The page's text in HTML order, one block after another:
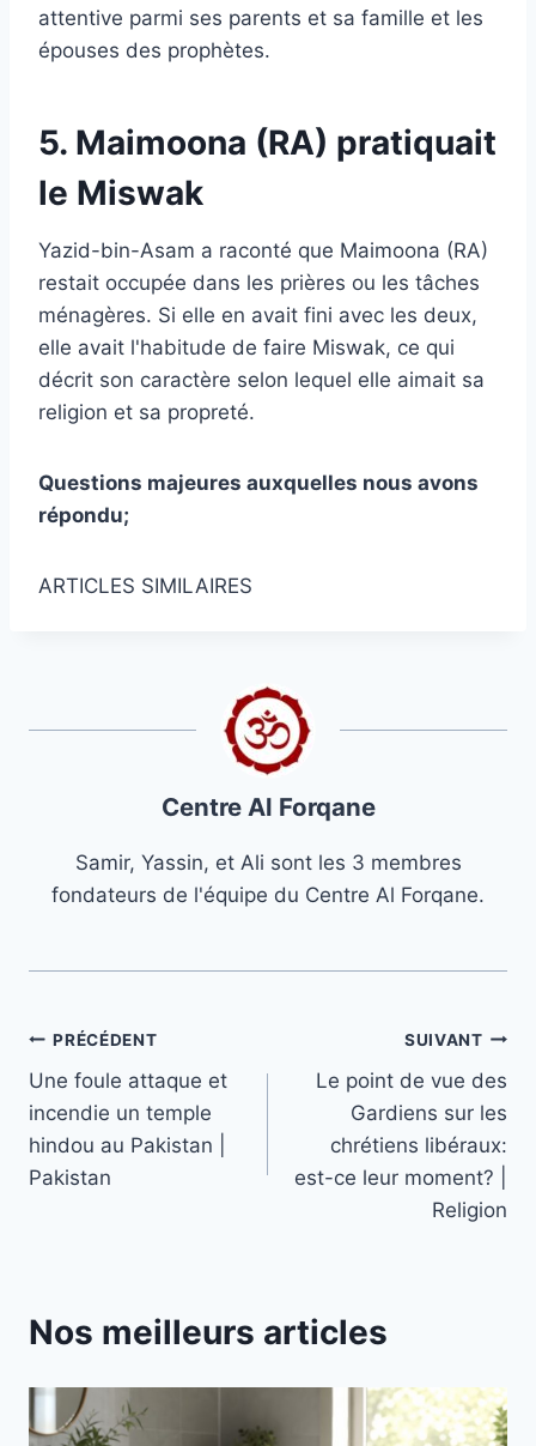
attentive parmi ses parents et sa famille et les
épouses des prophètes.
5. Maimoona (RA) pratiquait
le Miswak
Yazid-bin-Asam a raconté que Maimoona (RA)
restait occupée dans les prières ou les tâches
ménagères. Si elle en avait fini avec les deux,
elle avait l'habitude de faire Miswak, ce qui
décrit son caractère selon lequel elle aimait sa
religion et sa propreté.
Questions majeures auxquelles nous avons
répondu;
ARTICLES SIMILAIRES
Centre Al Forqane
Samir, Yassin, et Ali sont les 3 membres
fondateurs de l'équipe du Centre Al Forqane.
Navigation
de
l’article
PRÉCÉDENT
Une foule attaque et
incendie un temple
hindou au Pakistan |
Pakistan
SUIVANT
Le point de vue des
Gardiens sur les
chrétiens libéraux:
est-ce leur moment? |
Religion
Nos meilleurs articles